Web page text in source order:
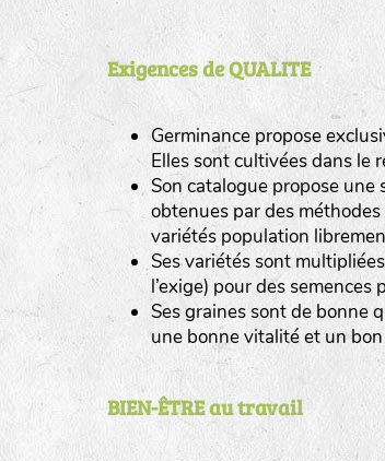
Exigences de QUALITE
Germinance propose
Elles sont cultivées dans le
Son catalogue propose
obtenues par des
variétés population
Ses variétés sont
l’exige) pour des
Ses graines sont de bonne
une bonne vitalité et un
BIEN-ÊTRE au travail